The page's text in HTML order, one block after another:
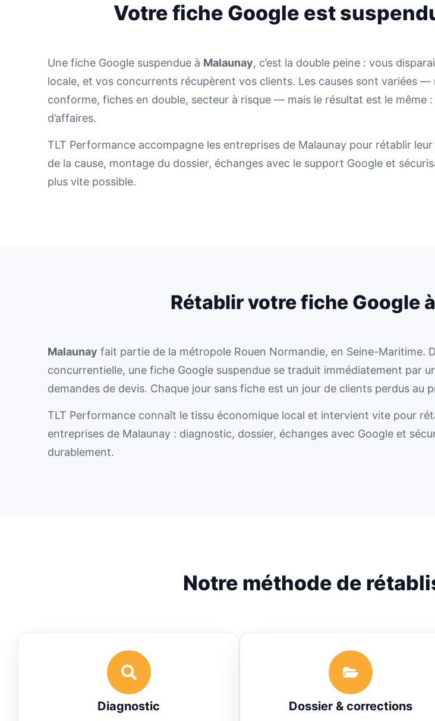
Votre fiche Google est
Une fiche Google suspendue à Malaunay, c’est la double peine : vous
locale, et vos concurrents récupèrent vos clients. Les causes sont variées
conforme, fiches en double, secteur à risque — mais le résultat est le même
d’affaires.
TLT Performance accompagne les entreprises de Malaunay pour rétablir
de la cause, montage du dossier, échanges avec le support Google et
plus vite possible.
Rétablir votre fiche Google
Malaunay fait partie de la métropole Rouen Normandie, en Seine-Maritime.
concurrentielle, une fiche Google suspendue se traduit immédiatement par
demandes de devis. Chaque jour sans fiche est un jour de clients perdus au
TLT Performance connaît le tissu économique local et intervient vite pour
entreprises de Malaunay : diagnostic, dossier, échanges avec Google et
durablement.
Notre méthode de
Diagnostic Dossier & corrections